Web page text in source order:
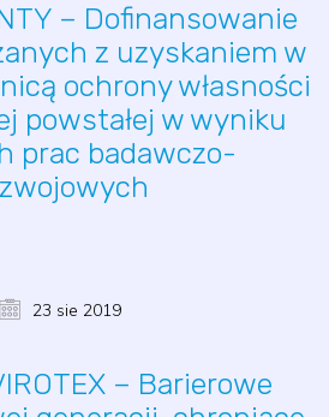
– Dofinansowanie
z uzyskaniem w
ochrony własności
powstałej w wyniku
prac badawczo-
23 sie 2019
– Barierowe